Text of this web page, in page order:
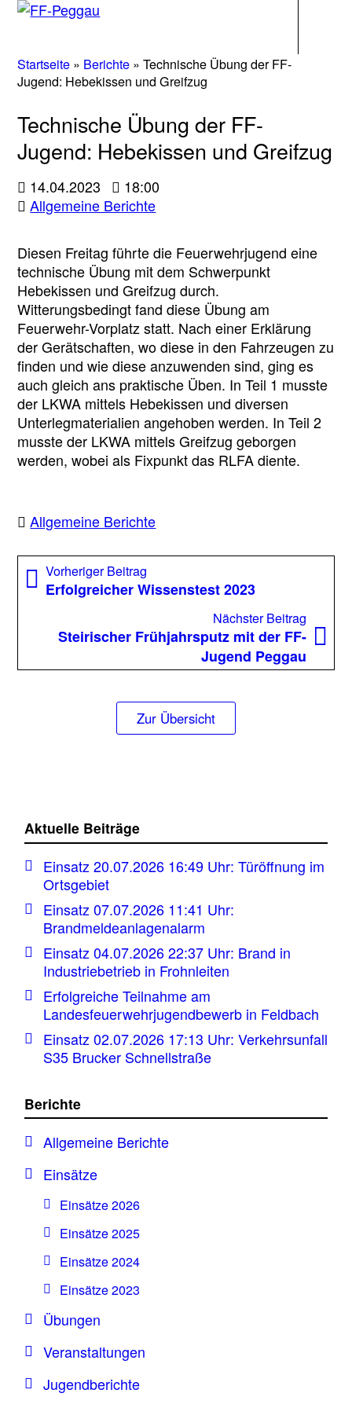
Startseite » Berichte »Technische Übung der FF-
Jugend: Hebekissen und Greifzug
Technische Übung der FF-
Jugend: Hebekissen und Greifzug
14.04.2023
18:00
Allgemeine Berichte
Diesen Freitag führte die Feuerwehrjugend eine
technische Übung mit dem Schwerpunkt
Hebekissen und Greifzug durch.
Witterungsbedingt fand diese Übung am
Feuerwehr-Vorplatz statt. Nach einer Erklärung
der Gerätschaften, wo diese in den Fahrzeugen zu
finden und wie diese anzuwenden sind, ging es
auch gleich ans praktische Üben. In Teil 1 musste
der LKWA mittels Hebekissen und diversen
Unterlegmaterialien angehoben werden. In Teil 2
musste der LKWA mittels Greifzug geborgen
werden, wobei als Fixpunkt das RLFA diente.
Allgemeine Berichte
Beitragsnavigation
Vorheriger Beitrag
Beitrag:
Erfolgreicher Wissenstest 2023
Nächster Beitrag
Steirischer Frühjahrsputz mit der FF-
Jugend Peggau
Zur Übersicht
Aktuelle Beiträge
Einsatz 20.07.2026 16:49 Uhr: Türöffnung im
Ortsgebiet
Einsatz 07.07.2026 11:41 Uhr:
Brandmeldeanlagenalarm
Einsatz 04.07.2026 22:37 Uhr: Brand in
Industriebetrieb in Frohnleiten
Erfolgreiche Teilnahme am
Landesfeuerwehrjugendbewerb in Feldbach
Einsatz 02.07.2026 17:13 Uhr: Verkehrsunfall
S35 Brucker Schnellstraße
Berichte
Allgemeine Berichte
Einsätze
Einsätze 2026
Einsätze 2025
Einsätze 2024
Einsätze 2023
Übungen
Veranstaltungen
Jugendberichte